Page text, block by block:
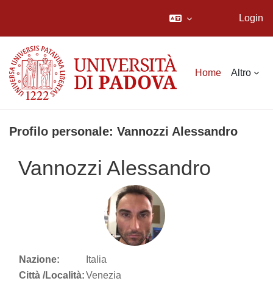
Login
Home Altro
Profilo personale: Vannozzi Alessandro
Vannozzi Alessandro
Nazione:
Italia
Città /Località:Venezia